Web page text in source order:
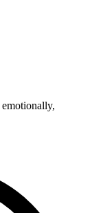
emotionally,